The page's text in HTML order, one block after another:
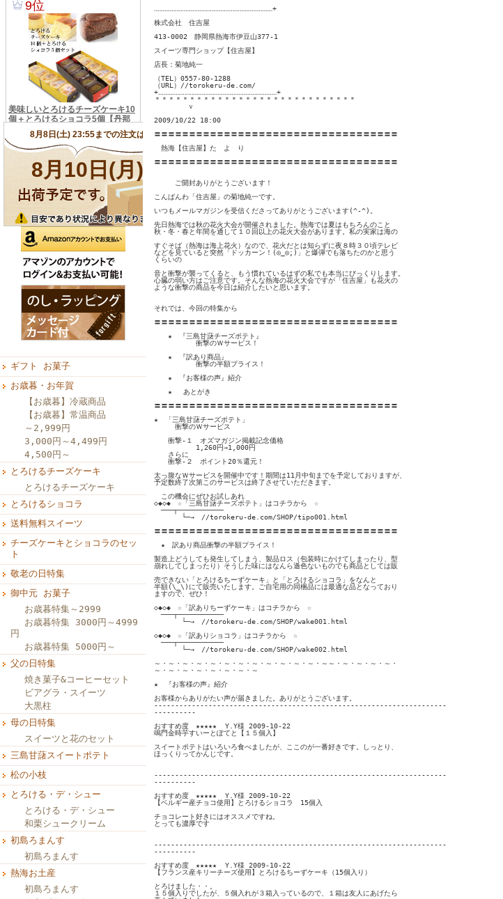
ギフト お菓子
お歳暮・お年賀
【お歳暮】冷蔵商品
【お歳暮】常温商品
～2,999円
3,000円～4,499円
4,500円～
とろけるチーズケーキ
とろけるチーズケーキ
とろけるショコラ
送料無料スイーツ
チーズケーキとショコラのセッ
ト
敬老の日特集
御中元 お菓子
お歳暮特集～2999
お歳暮特集 3000円～4999
円
お歳暮特集 5000円～
父の日特集
焼き菓子&コーヒーセット
ビアグラ・スイーツ
大黒柱
母の日特集
スイーツと花のセット
三島甘藷スイートポテト
松の小枝
とろける・デ・シュー
とろける・デ・シュー
和栗シュークリーム
初島ろまんす
初島ろまんす
熱海お土産
初島ろまんす
‥‥‥‥‥‥‥‥‥‥‥‥‥‥‥‥‥‥‥‥‥‥‥‥‥‥‥‥‥‥‥‥‥‥+
株式会社　住吉屋
413-0002　静岡県熱海市伊豆山377-1
スイーツ専門ショップ【住吉屋】
店長：菊地純一
（TEL）0557-80-1288
（URL）//torokeru-de.com/
+‥‥‥‥‥‥‥‥‥‥‥‥‥‥‥‥‥‥‥‥‥‥‥‥‥‥‥‥‥‥‥‥‥‥+
＊＊＊＊＊＊＊＊＊＊＊＊＊＊＊＊＊＊＊＊＊＊＊＊＊＊＊＊＊
        ｖ
2009/10/22 18:00
〓〓〓〓〓〓〓〓〓〓〓〓〓〓〓〓〓〓〓〓〓〓〓〓〓〓〓〓〓〓〓〓〓〓〓
熱海【住吉屋】た　よ　り
〓〓〓〓〓〓〓〓〓〓〓〓〓〓〓〓〓〓〓〓〓〓〓〓〓〓〓〓〓〓〓〓〓〓〓
ご開封ありがとうございます！
こんばんわ「住吉屋」の菊地純一です。
いつもメールマガジンを受信くださってありがとうございます(^-^)。
先日熱海では秋の花火大会が開催されました。熱海では夏はもちろんのこと
秋・冬・春と年間を通して１０回以上の花火大会があります。私の実家は海の
すぐそば（熱海は海上花火）なので、花火だとは知らずに夜８時３０頃テレビ
などを見ていると突然「ドッカーン！(◎_◎;)」と爆弾でも落ちたのかと思う
くらいの
音と衝撃が襲ってくると、もう慣れているはずの私でも本当にびっくりします。
心臓の弱い方はご注意です。そんな熱海の花火大会ですが「住吉屋」も花火の
ような衝撃の商品を今日は紹介したいと思います。
それでは、今回の特集から
〓〓〓〓〓〓〓〓〓〓〓〓〓〓〓〓〓〓〓〓〓〓〓〓〓〓〓〓〓〓〓〓〓〓〓
★　『三島甘藷チーズポテト』
衝撃のＷサービス！
★　『訳あり商品』
衝撃の半額プライス！
★　『お客様の声』紹介
★　 あとがき
〓〓〓〓〓〓〓〓〓〓〓〓〓〓〓〓〓〓〓〓〓〓〓〓〓〓〓〓〓〓〓〓〓〓〓
★　「三島甘藷チーズポテト」
衝撃のＷサービス
衝撃-１　オズマガジン掲載記念価格
1,260円→1,000円
さらに
衝撃-２　ポイント20％還元！
太っ腹なＷサービスを開催中です！期間は11月中旬までを予定しておりますが、
予定数終了次第このサービスは終了させていただきます。
この機会にぜひお試しあれ
◇◆◇◆　☆「三島甘藷チーズポテト」はコチラから　☆
───┬───────────
└─→　//torokeru-de.com/SHOP/tipo001.html
〓〓〓〓〓〓〓〓〓〓〓〓〓〓〓〓〓〓〓〓〓〓〓〓〓〓〓〓〓〓〓〓〓〓〓
★　訳あり商品衝撃の半額プライス！
製造上どうしても発生してしまう、製品ロス（包装時にかけてしまったり、型
崩れしてしまったり）そうした味にはなんら遜色ないものでも商品としては販
売できない「とろけるちーずケーキ」と「とろけるショコラ」をなんと
半額(\_\)にて販売いたします。ご自宅用の同梱品には最適な品となっており
ますので、ぜひ！
◇◆◇◆　☆「訳ありちーずケーキ」はコチラから　☆
───┬───────────
└─→　//torokeru-de.com/SHOP/wake001.html
◇◆◇◆　☆「訳ありショコラ」はコチラから　☆
───┬───────────
└─→　//torokeru-de.com/SHOP/wake002.html
～・～・～・～・～・～・～・～・～・～・～・～・～～・～・～・～・～・
～・～・～・～・～・～・～・～
★　『お客様の声』紹介
お客様からありがたい声が届きました。ありがとうございます。
----------------------------------------------------------------------
----------
おすすめ度　★★★★★  Y.Y様 2009-10-22
鳴門金時芋すいーとぽてと【１５個入】
スイートポテトはいろいろ食べましたが、ここのが一番好きです。しっとり、
ほっくりってかんじです。
----------------------------------------------------------------------
----------
おすすめ度　★★★★★  Y.Y様 2009-10-22
【ベルギー産チョコ使用】とろけるショコラ　15個入
チョコレート好きにはオススメですね。
とっても濃厚です
----------------------------------------------------------------------
----------
おすすめ度　★★★★★  Y.Y様 2009-10-22
【フランス産キリーチーズ使用】とろけるちーずケーキ（15個入り）
とろけました・・。
１５個入りでしたが、５個入れが３箱入っているので、１箱は友人にあげたら